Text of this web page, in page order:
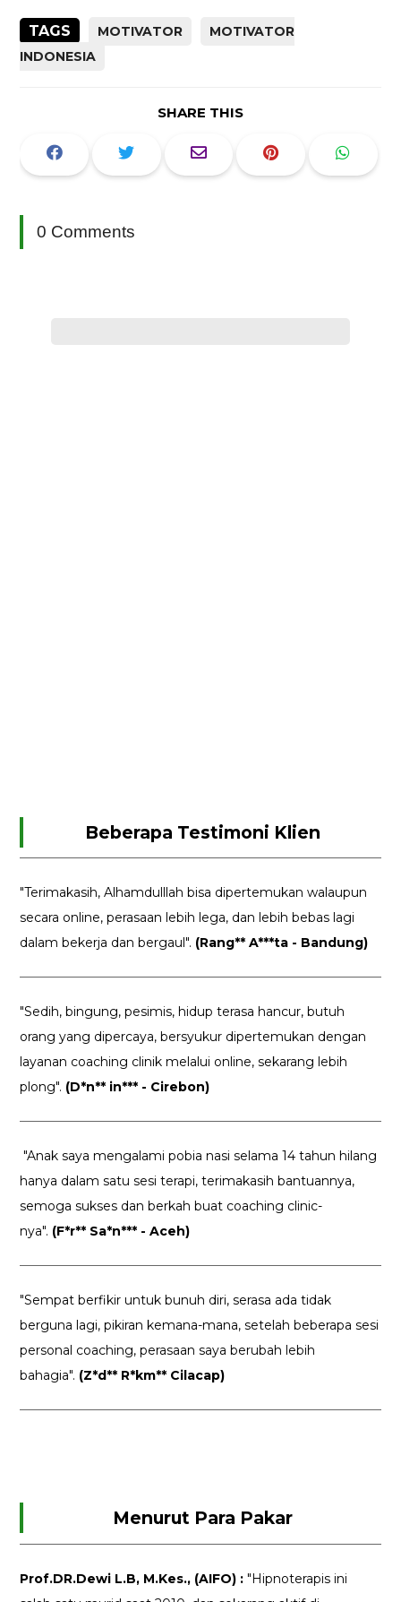
TAGS MOTIVATOR
MOTIVATOR
INDONESIA
SHARE THIS
0 Comments
Beberapa Testimoni Klien
"Terimakasih, Alhamdulllah bisa dipertemukan walaupun
secara online, perasaan lebih lega, dan lebih bebas lagi
dalam bekerja dan bergaul". (Rang** A***ta - Bandung)
"Sedih, bingung, pesimis, hidup terasa hancur, butuh
orang yang dipercaya, bersyukur dipertemukan dengan
layanan coaching clinik melalui online, sekarang lebih
plong". (D*n** in*** - Cirebon)
"Anak saya mengalami pobia nasi selama 14 tahun hilang
hanya dalam satu sesi terapi, terimakasih bantuannya,
semoga sukses dan berkah buat coaching clinic-
nya". (F*r** Sa*n*** - Aceh)
"Sempat berfikir untuk bunuh diri, serasa ada tidak
berguna lagi, pikiran kemana-mana, setelah beberapa sesi
personal coaching, perasaan saya berubah lebih
bahagia". (Z*d** R*km** Cilacap)
Menurut Para Pakar
Prof.DR.Dewi L.B, M.Kes., (AIFO) :"Hipnoterapis ini